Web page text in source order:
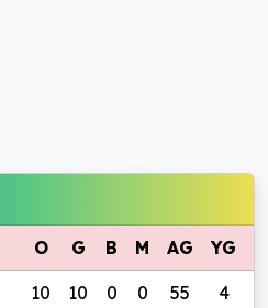
O G B M AG YG
10 10 0 0 55 4